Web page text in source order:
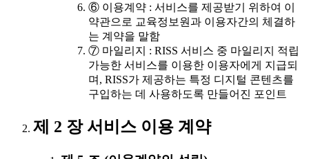
⑥ 이용계약 : 서비스를 제공받기 위하여 이
약관으로 교육정보원과 이용자간의 체결하
는 계약을 말함
⑦ 마일리지 : RISS 서비스 중 마일리지 적립
가능한 서비스를 이용한 이용자에게 지급되
며, RISS가 제공하는 특정 디지털 콘텐츠를
구입하는 데 사용하도록 만들어진 포인트
제 2 장 서비스 이용 계약